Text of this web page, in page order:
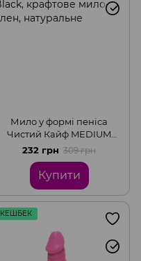
Мило у формі пеніса
Чистий Кайф MEDIUM
Black, крафтове мило-
член, натуральне
232 грн 309 грн
Купити
КЕШБЕК